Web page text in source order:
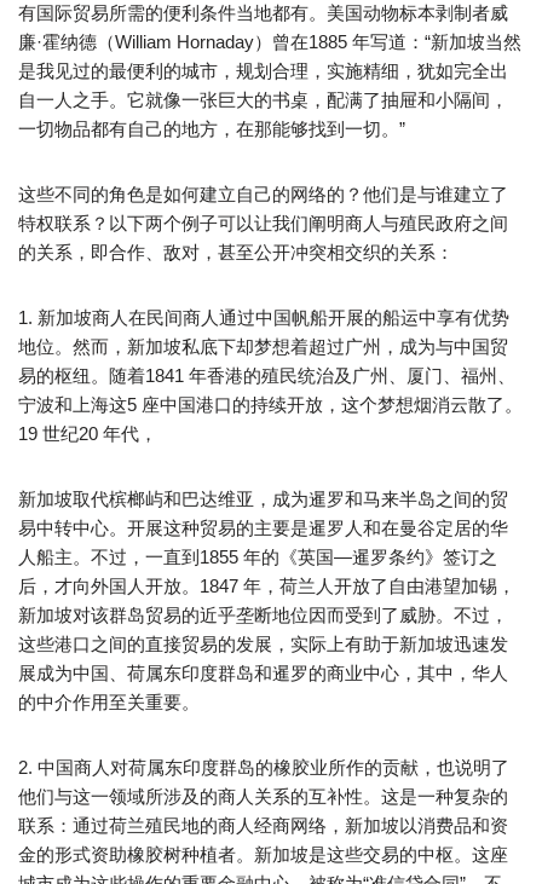
有国际贸易所需的便利条件当地都有。美国动物标本剥制者威
廉·霍纳德（William Hornaday）曾在1885 年写道：“新加坡当然
是我见过的最便利的城市，规划合理，实施精细，犹如完全出
自一人之手。它就像一张巨大的书桌，配满了抽屉和小隔间，
一切物品都有自己的地方，在那能够找到一切。”
这些不同的角色是如何建立自己的网络的？他们是与谁建立了
特权联系？以下两个例子可以让我们阐明商人与殖民政府之间
的关系，即合作、敌对，甚至公开冲突相交织的关系：
1. 新加坡商人在民间商人通过中国帆船开展的船运中享有优势
地位。然而，新加坡私底下却梦想着超过广州，成为与中国贸
易的枢纽。随着1841 年香港的殖民统治及广州、厦门、福州、
宁波和上海这5 座中国港口的持续开放，这个梦想烟消云散了。
19 世纪20 年代，
新加坡取代槟榔屿和巴达维亚，成为暹罗和马来半岛之间的贸
易中转中心。开展这种贸易的主要是暹罗人和在曼谷定居的华
人船主。不过，一直到1855 年的《英国—暹罗条约》签订之
后，才向外国人开放。1847 年，荷兰人开放了自由港望加锡，
新加坡对该群岛贸易的近乎垄断地位因而受到了威胁。不过，
这些港口之间的直接贸易的发展，实际上有助于新加坡迅速发
展成为中国、荷属东印度群岛和暹罗的商业中心，其中，华人
的中介作用至关重要。
2. 中国商人对荷属东印度群岛的橡胶业所作的贡献，也说明了
他们与这一领域所涉及的商人关系的互补性。这是一种复杂的
联系：通过荷兰殖民地的商人经商网络，新加坡以消费品和资
金的形式资助橡胶树种植者。新加坡是这些交易的中枢。这座